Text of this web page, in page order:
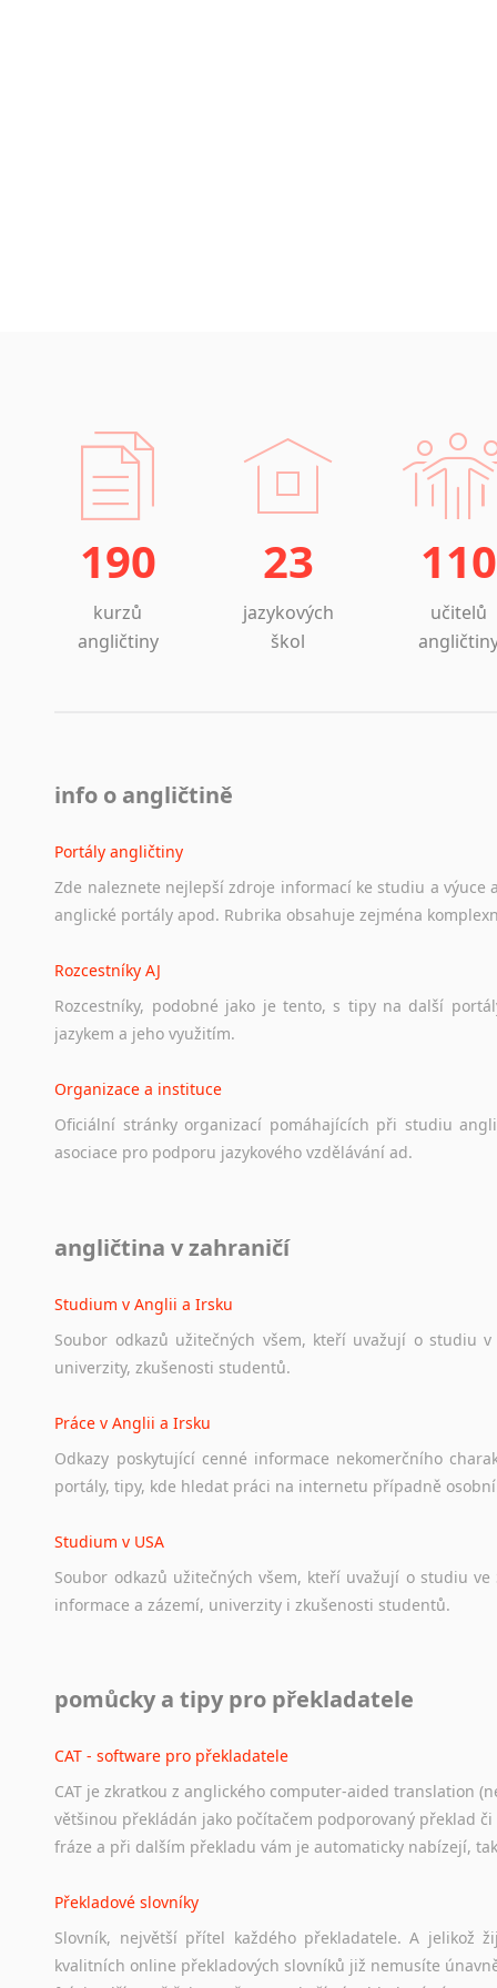
190
kurzů
angličtiny
23
jazykových
škol
110
učitelů
info o angličtině
Portály angličtiny
Zde naleznete nejlepší zdroje informací ke studiu a výuce
anglické portály apod. Rubrika obsahuje zejména
Rozcestníky AJ
Rozcestníky, podobné jako je tento, s tipy na další
jazykem a jeho využitím.
Organizace a instituce
Oficiální stránky organizací pomáhajících při studiu
asociace pro podporu jazykového vzdělávání ad.
Ať už se jedná o česká diskusní
angličtina v zahraničí
Studium v Anglii a Irsku
Soubor odkazů užitečných všem, kteří uvažují o studiu v
univerzity, zkušenosti studentů.
Práce v Anglii a Irsku
Odkazy poskytující cenné informace nekomerčního
portály, tipy, kde hledat práci na internetu případně osobní
Studium v USA
Soubor odkazů užitečných všem, kteří uvažují o studiu ve
informace a zázemí, univerzity i zkušenosti studentů.
Odkazy poskytující cenné informace nekomerčního
Studium v Austrálii
Soubor odkazů užitečných všem, kteří uvažují o studiu v
a zázemí, australské univerzity a samozřejmě i osobní
Práce v Austrálii
Odkazy poskytující cenné informace nekomerčního
hledat práci na internetu případně osobní zkušenosti
pomůcky a tipy pro překladatele
CAT - software pro překladatele
CAT je zkratkou z anglického computer-aided translation
většinou překládán jako počítačem podporovaný překlad
fráze a při dalším překladu vám je automaticky nabízejí,
Překladové slovníky
Slovník, největší přítel každého překladatele. A jelikož
kvalitních online překladových slovníků již nemusíte